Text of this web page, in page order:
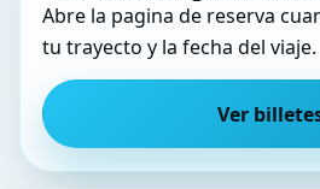
Abre la pagina de reserva
tu trayecto y la fecha del viaje.
Ver